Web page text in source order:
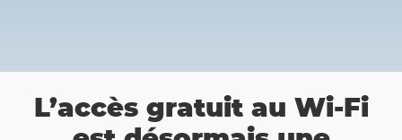
👉 Balade Totemus à La
Roche : Partez à la